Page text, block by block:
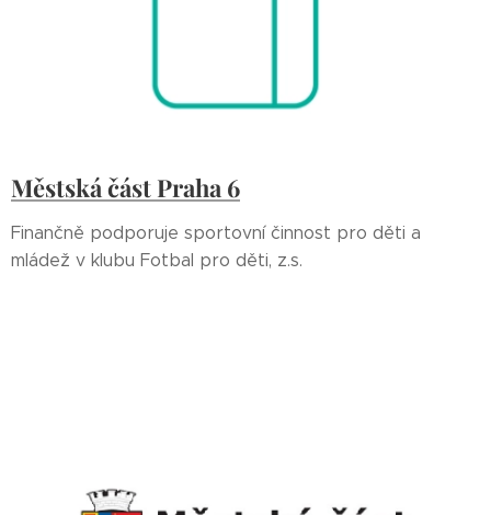
Městská část Praha 6
Finančně podporuje sportovní činnost pro děti a
mládež v klubu Fotbal pro děti, z.s.